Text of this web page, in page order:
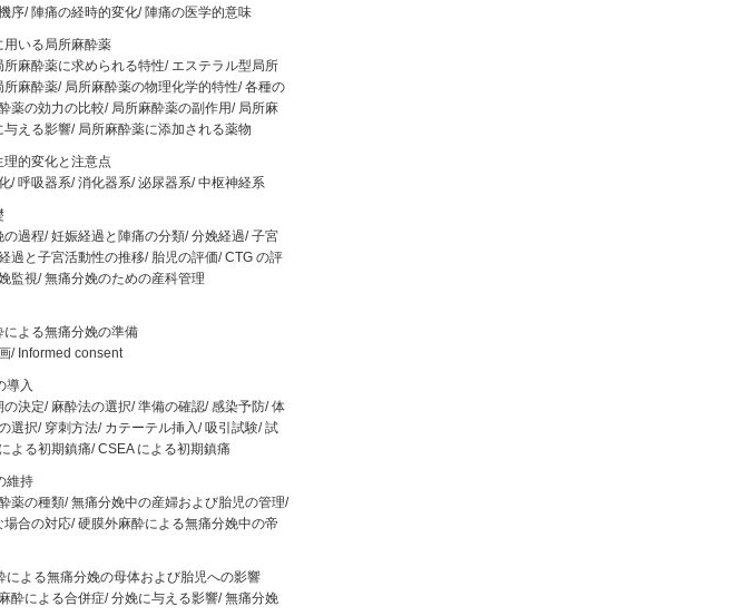
序/ 陣痛の経時的変化/ 陣痛の医学的意味
いる局所麻酔薬
麻酔薬に求められる特性/ エステラル型局所
麻酔薬/ 局所麻酔薬の物理化学的特性/ 各種の
薬の効力の比較/ 局所麻酔薬の副作用/ 局所麻
える影響/ 局所麻酔薬に添加される薬物
的変化と注意点
/ 呼吸器系/ 消化器系/ 泌尿器系/ 中枢神経系
過程/ 妊娠経過と陣痛の分類/ 分娩経過/ 子宮
過と子宮活動性の推移/ 胎児の評価/ CTG の評
監視/ 無痛分娩のための産科管理
よる無痛分娩の準備
/ Informed consent
導入
決定/ 麻酔法の選択/ 準備の確認/ 感染予防/ 体
選択/ 穿刺方法/ カテーテル挿入/ 吸引試験/ 試
よる初期鎮痛/ CSEA による初期鎮痛
維持
薬の種類/ 無痛分娩中の産婦および胎児の管理/
合の対応/ 硬膜外麻酔による無痛分娩中の帝
よる無痛分娩の母体および胎児への影響
酔による合併症/ 分娩に与える影響/ 無痛分娩